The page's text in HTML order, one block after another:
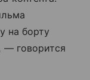
на борту
— говорится